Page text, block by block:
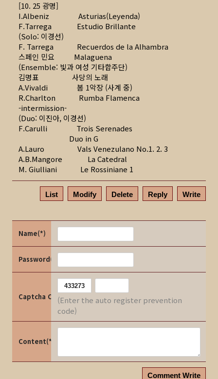
[10. 25 광명]
I.Albeniz Asturias(Leyenda)
F.Tarrega Estudio Brillante
(Solo: 이경선)
F. Tarrega Recuerdos de la Alhambra
스페인 민요 Malaguena
(Ensemble: 빛과 여성 기타합주단)
김명표 사당의 노래
A.Vivaldi 봄 1악장 (사계 중)
R.Charlton Rumba Flamenca
-intermission-
(Duo: 이진아, 이경선)
F.Carulli Trois Serenades
Duo in G
A.Lauro Vals Venezulano No.1. 2. 3
A.B.Mangore La Catedral
M. Giulliani Le Rossiniane 1
List Modify Delete Reply Write
Name(*)
Password(*)
Captcha Code(Enter the auto register prevention
code)
Content(*)
Comment Write